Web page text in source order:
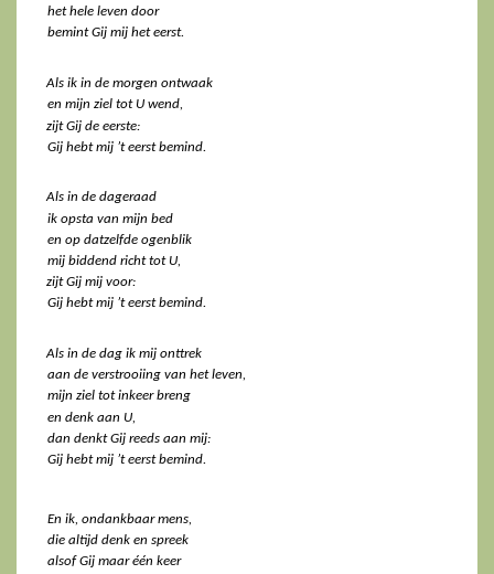
het hele leven door
bemint Gij mij het eerst.
Als ik in de morgen ontwaak
en mijn ziel tot U wend,
zijt Gij de eerste:
Gij hebt mij ’t eerst bemind.
Als in de dageraad
ik opsta van mijn bed
en op datzelfde ogenblik
mij biddend richt tot U,
zijt Gij mij voor:
Gij hebt mij ’t eerst bemind.
Als in de dag ik mij onttrek
aan de verstrooiing van het leven,
mijn ziel tot inkeer breng
en denk aan U,
dan denkt Gij reeds aan mij:
Gij hebt mij ’t eerst bemind.
En ik, ondankbaar mens,
die altijd denk en spreek
alsof Gij maar één keer